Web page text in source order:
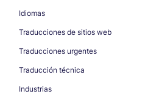
Idiomas
Traducciones de sitios web
Traducciones urgentes
Traducción técnica
Industrias